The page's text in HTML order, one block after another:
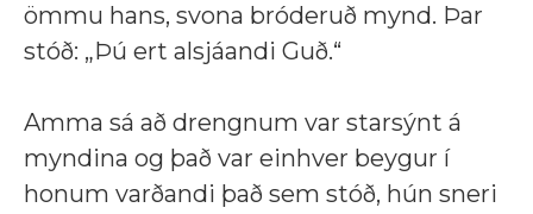
ömmu hans, svona bróderuð mynd. Þar
stóð: „Þú ert alsjáandi Guð.“
Amma sá að drengnum var starsýnt á
myndina og það var einhver beygur í
honum varðandi það sem stóð, hún sneri